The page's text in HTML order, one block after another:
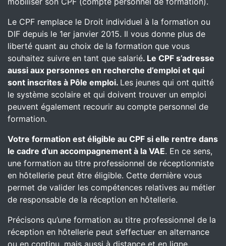
Le CPF remplace le Droit individuel à la formation ou
DIF depuis le 1er janvier 2015. Il vous donne plus de
liberté quant au choix de la formation que vous
souhaitez suivre en tant que salarié. Le CPF s’adresse
aussi aux personnes en recherche d’emploi et qui
sont inscrites à Pôle emploi. Les jeunes qui ont quitté
le système scolaire et qui doivent trouver un emploi
peuvent également recourir au compte personnel de
formation.
Votre formation est éligible au CPF si elle rentre dans
le cadre d’un accompagnement à la VAE. En ce sens,
une formation au titre professionnel de réceptionniste
en hôtellerie peut être éligible. Cette dernière vous
permet de valider les compétences relatives au métier
de responsable de la réception en hôtellerie.
Précisons qu’une formation au titre professionnel de la
réception en hôtellerie peut s’effectuer en alternance
ou en continu, mais aussi à distance et en ligne.